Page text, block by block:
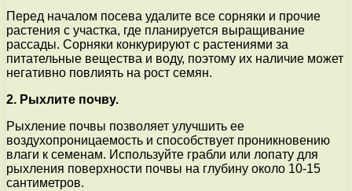
Перед началом посева удалите все сорняки и прочие
растения с участка, где планируется выращивание
рассады. Сорняки конкурируют с растениями за
питательные вещества и воду, поэтому их наличие может
негативно повлиять на рост семян.
2. Рыхлите почву.
Рыхление почвы позволяет улучшить ее
воздухопроницаемость и способствует проникновению
влаги к семенам. Используйте грабли или лопату для
рыхления поверхности почвы на глубину около 10-15
сантиметров.